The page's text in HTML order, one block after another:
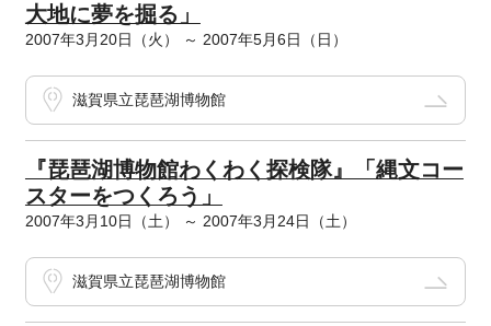
大地に夢を掘る」
2007年3月20日（火） ～ 2007年5月6日（日）
滋賀県立琵琶湖博物館
『琵琶湖博物館わくわく探検隊』「縄文コー
スターをつくろう」
2007年3月10日（土） ～ 2007年3月24日（土）
滋賀県立琵琶湖博物館